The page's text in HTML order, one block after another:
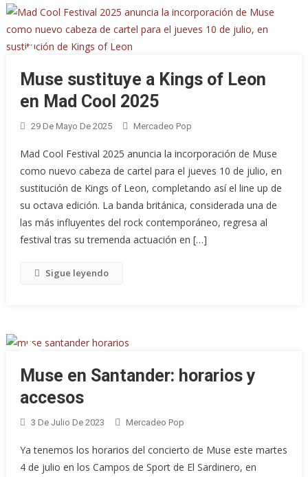
Muse sustituye a Kings of Leon
en Mad Cool 2025
29 De Mayo De 2025 Mercadeo Pop
Mad Cool Festival 2025 anuncia la incorporación de Muse
como nuevo cabeza de cartel para el jueves 10 de julio, en
sustitución de Kings of Leon, completando así el line up de
su octava edición. La banda británica, considerada una de
las más influyentes del rock contemporáneo, regresa al
festival tras su tremenda actuación en […]
Sigue leyendo
Muse en Santander: horarios y
accesos
3 De Julio De 2023 Mercadeo Pop
Ya tenemos los horarios del concierto de Muse este martes
4 de julio en los Campos de Sport de El Sardinero, en